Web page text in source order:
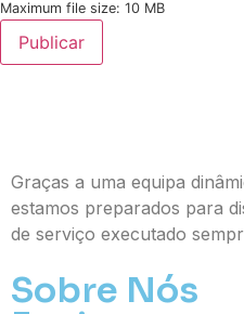
Maximum file size: 10 MB
Publicar
Graças a uma equipa
estamos preparados para
de serviço executado
Sobre Nós